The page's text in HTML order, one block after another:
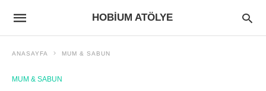
HOBIUM ATÖLYE
ANASAYFA MUM & SABUN
MUM & SABUN